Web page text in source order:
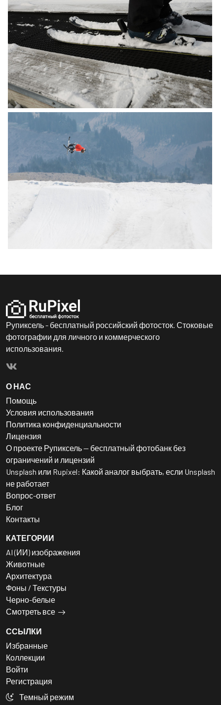
Рупиксель - бесплатный российский фотосток. Стоковые
фотографии для личного и коммерческого
использования.
О НАС
Помощь
Условия использования
Политика конфиденциальности
Лицензия
О проекте Рупиксель — бесплатный фотобанк без
ограничений и лицензий
Unsplash или Rupixel: Какой аналог выбрать, если Unsplash
не работает
Вопрос-ответ
Блог
Контакты
КАТЕГОРИИ
AI (ИИ) изображения
Животные
Архитектура
Фоны / Текстуры
Черно-белые
Смотреть все
ССЫЛКИ
Избранные
Коллекции
Войти
Регистрация
Темный режим